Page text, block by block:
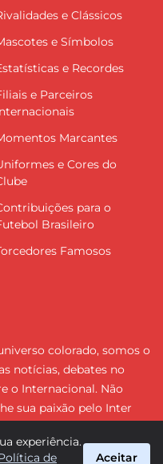
e Clássicos
e Símbolos
e Recordes
e Parceiros
Marcantes
e Cores do
para o
Brasileiro
Famosos
colorado, somos o
notícias, debates no
o Internacional. Não
sua paixão pelo Inter
rumo às vitórias!
experiência.
de Aceitar